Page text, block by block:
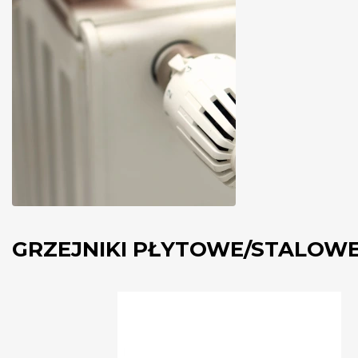
GRZEJNIKI PŁYTOWE/